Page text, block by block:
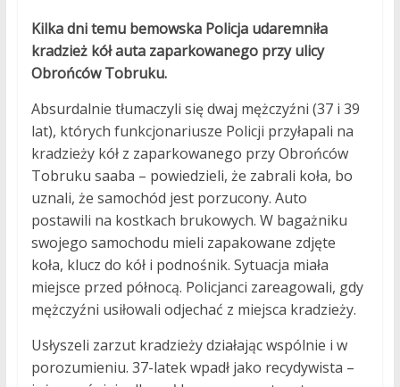
Kilka dni temu bemowska Policja udaremniła
kradzież kół auta zaparkowanego przy ulicy
Obrońców Tobruku.
Absurdalnie tłumaczyli się dwaj mężczyźni (37 i 39
lat), których funkcjonariusze Policji przyłapali na
kradzieży kół z zaparkowanego przy Obrońców
Tobruku saaba – powiedzieli, że zabrali koła, bo
uznali, że samochód jest porzucony. Auto
postawili na kostkach brukowych. W bagażniku
swojego samochodu mieli zapakowane zdjęte
koła, klucz do kół i podnośnik. Sytuacja miała
miejsce przed północą. Policjanci zareagowali, gdy
mężczyźni usiłowali odjechać z miejsca kradzieży.
Usłyszeli zarzut kradzieży działając wspólnie i w
porozumieniu. 37-latek wpadł jako recydywista –